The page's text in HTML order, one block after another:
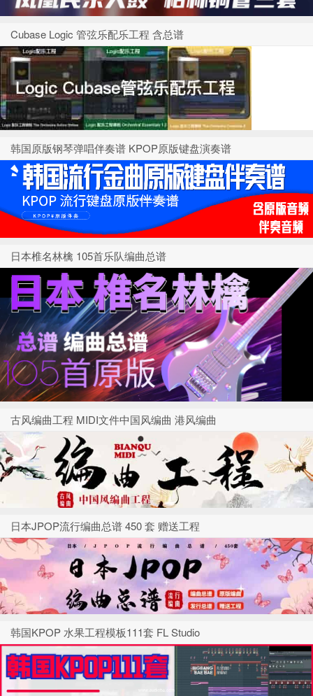
Cubase Logic 管弦乐配乐工程 含总谱
韩国原版钢琴弹唱伴奏谱 KPOP原版键盘演奏谱
日本椎名林檎 105首乐队编曲总谱
古风编曲工程 MIDI文件中国风编曲 港风编曲
日本JPOP流行编曲总谱 450 套 赠送工程
韩国KPOP 水果工程模板111套 FL Studio